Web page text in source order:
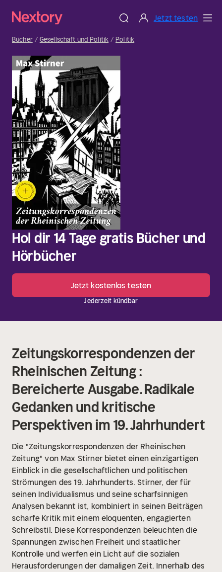
Jetzt testen
Bücher Gesellschaft und Politik Politik
Hol dir 14 Tage gratis Bücher und
Hörbücher
Jetzt kostenlos testen
Jederzeit kündbar
Zeitungskorrespondenzen der
Rheinischen Zeitung :
Bereicherte Ausgabe. Radikale
Gedanken und kritische
Perspektiven im 19. Jahrhundert
Die "Zeitungskorrespondenzen der Rheinischen
Zeitung" von Max Stirner bietet einen einzigartigen
Einblick in die gesellschaftlichen und politischen
Strömungen des 19. Jahrhunderts. Stirner, der für
seinen Individualismus und seine scharfsinnigen
Analysen bekannt ist, kombiniert in seinen Beiträgen
scharfe Kritik mit einem eloquenten, engagierten
Schreibstil. Diese Korrespondenzen beleuchten die
Spannungen zwischen Freiheit und staatlicher
Kontrolle und werfen ein Licht auf die sozialen
Herausforderungen der damaligen Zeit. Innerhalb des